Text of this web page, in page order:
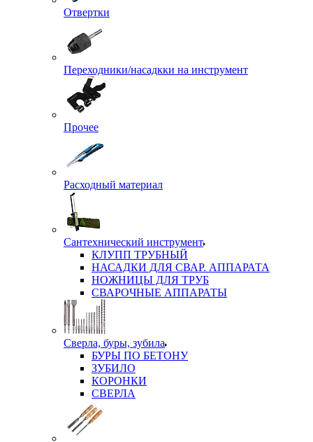
Отвертки
Переходники/насадкки на инструмент
Прочее
Расходный материал
Сантехнический инструмент
КЛУПП ТРУБНЫЙ
НАСАДКИ ДЛЯ СВАР. АППАРАТА
НОЖНИЦЫ ДЛЯ ТРУБ
СВАРОЧНЫЕ АППАРАТЫ
Сверла, буры, зубила
БУРЫ ПО БЕТОНУ
ЗУБИЛО
КОРОНКИ
СВЕРЛА